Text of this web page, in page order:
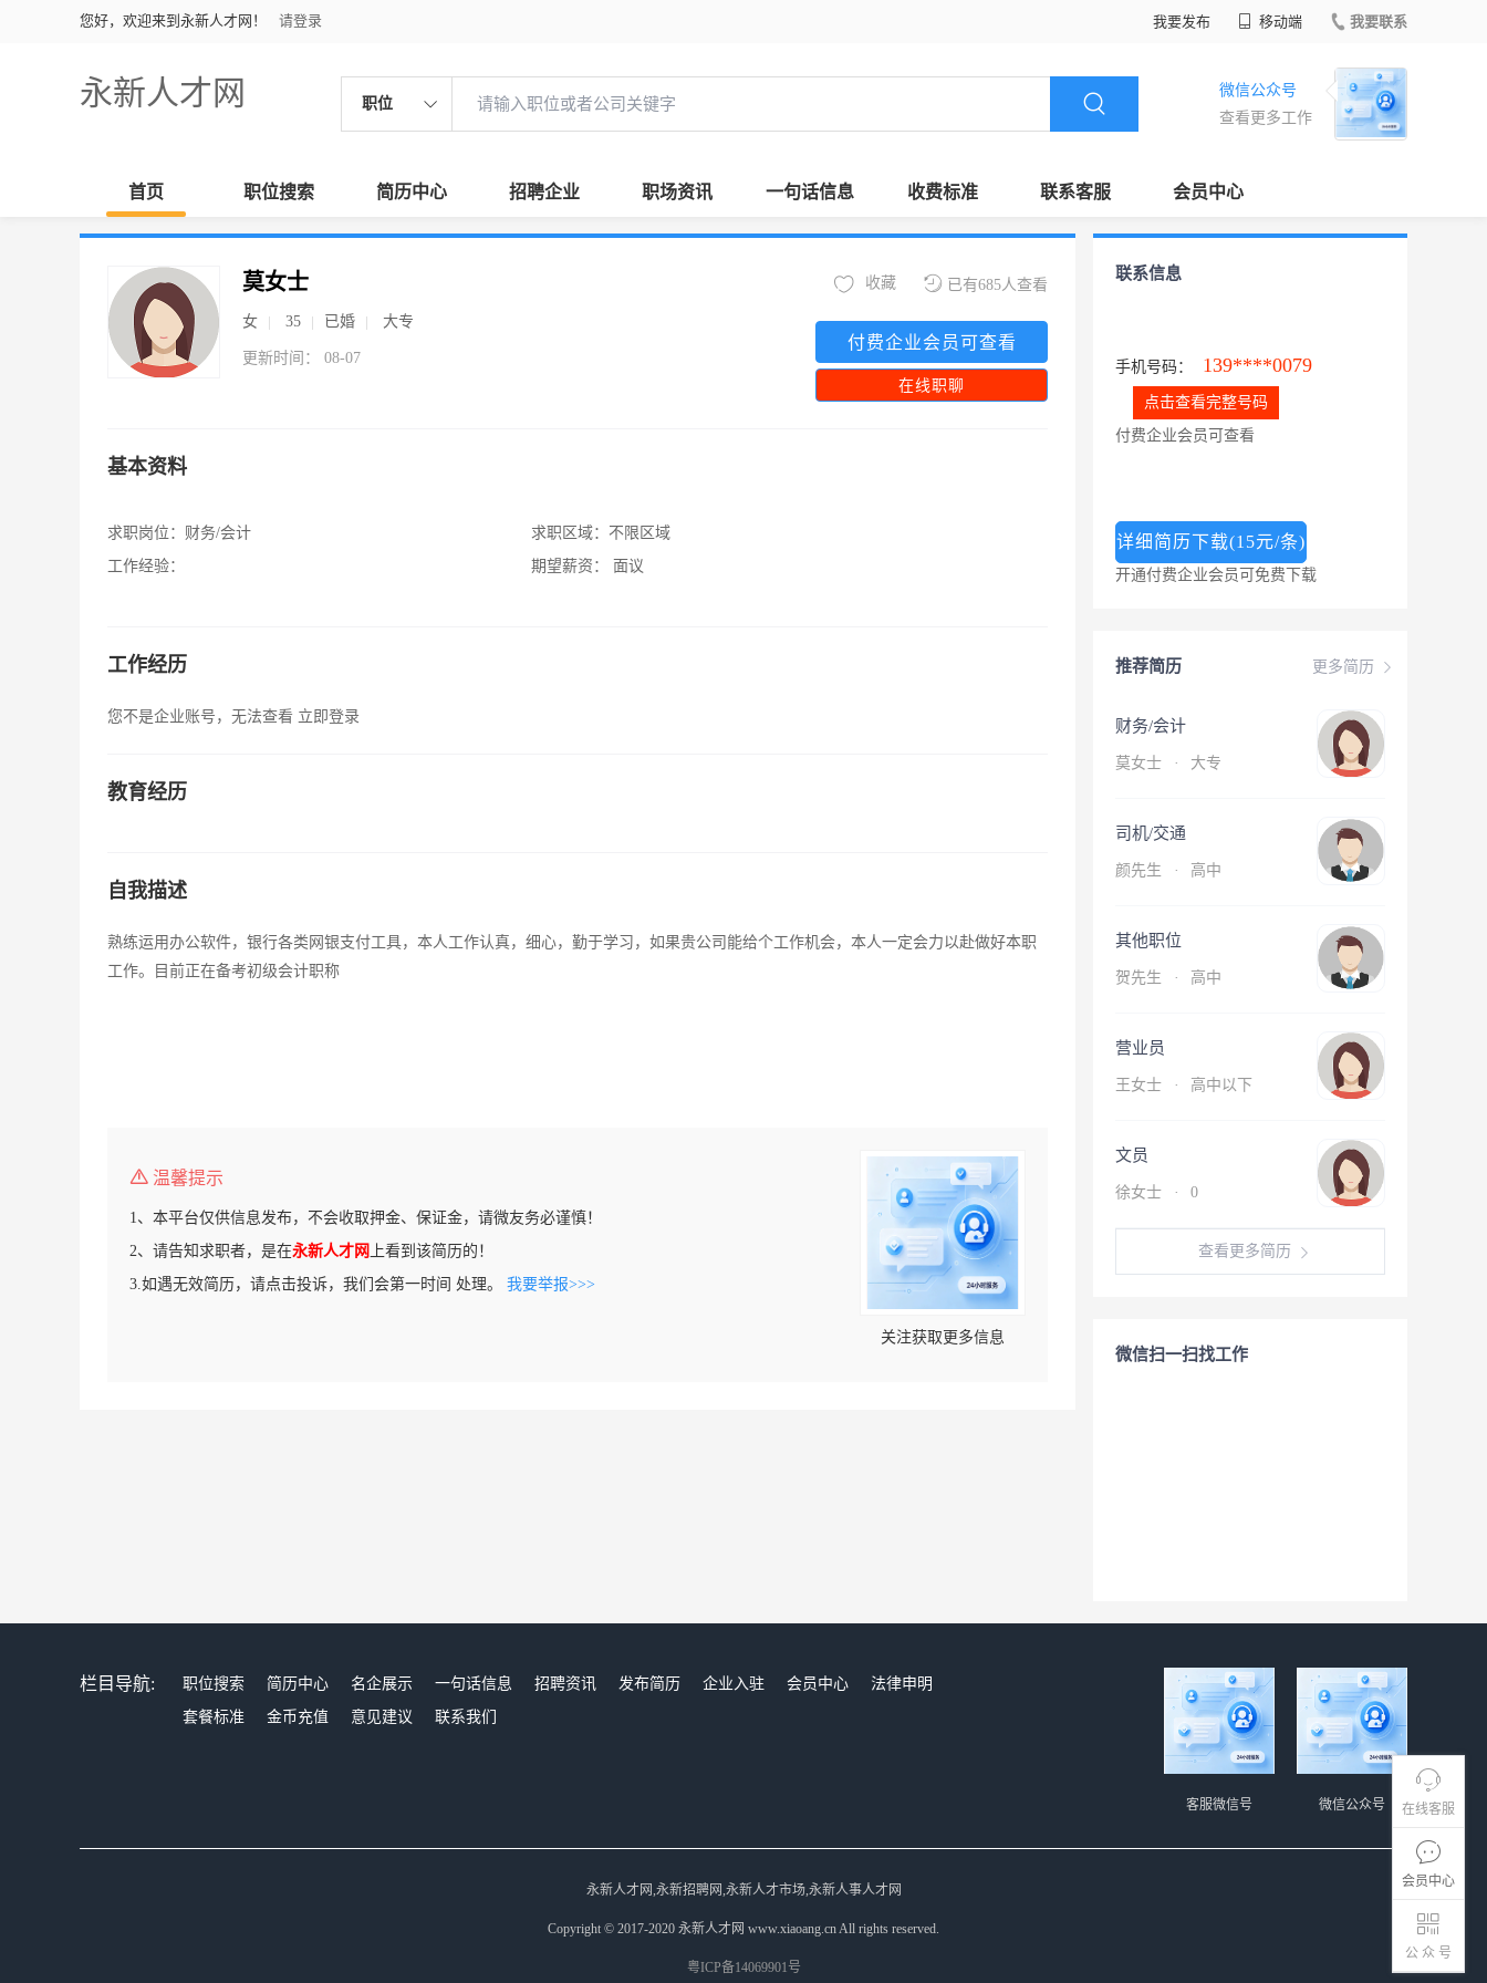
您好，欢迎来到永新人才网！ 请登录 我要发布 移动端 我要联系
永新人才网 职位
微信公众号
查看更多工作
首页 职位搜索 简历中心 招聘企业 职场资讯 一句话信息 收费标准 联系客服 会员中心
在线客服
会员中心
公 众 号
莫女士
女 35 已婚 大专
更新时间： 08-07
已有685人查看
收藏
付费企业会员可查看
在线职聊
基本资料
求职岗位： 财务/会计
工作经验：
求职区域： 不限区域
期望薪资：
面议
工作经历
您不是企业账号，无法查看 立即登录
教育经历
自我描述
熟练运用办公软件，银行各类网银支付工具，本人工作认真，细心，勤于学习，如果贵公司能给个工作机会，本人一定会力以赴做好本职
工作。目前正在备考初级会计职称
温馨提示
1、本平台仅供信息发布，不会收取押金、保证金，请微友务必谨慎！
2、请告知求职者，是在永新人才网 上看到该简历的！
3.如遇无效简历，请点击投诉，我们会第一时间 处理。 我要举报>>>
关注获取更多信息
联系信息
手机号码： 139****0079
点击查看完整号码
付费企业会员可查看
详细简历下载(15元/条)
开通付费企业会员可免费下载
更多简历
推荐简历
财务/会计
莫女士 · 大专
司机/交通
颜先生 · 高中
其他职位
贺先生 · 高中
营业员
王女士 · 高中以下
文员
徐女士 · 0
查看更多简历
微信扫一扫找工作
栏目导航: 职位搜索 简历中心 名企展示 一句话信息 招聘资讯 发布简历 企业入驻 会员中心
法律申明
套餐标准
金币充值 意见建议 联系我们
微信公众号
客服微信号
永新人才网,永新招聘网,永新人才市场,永新人事人才网
Copyright © 2017-2020 永新人才网 www.xiaoang.cn All rights reserved.
粤ICP备14069901号